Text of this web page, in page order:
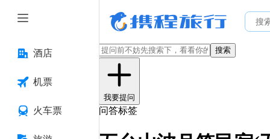
酒店
机票
火车票
搜索
我要提问
问答标签